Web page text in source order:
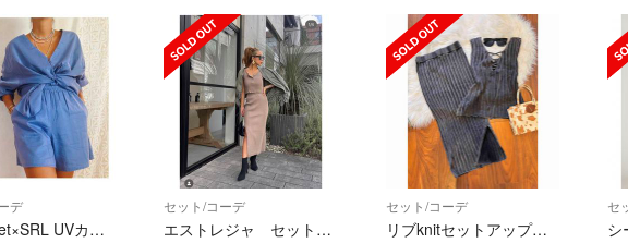
デ
Sandyfeet×SRL UVカットセットアップ
セット/コーデ
エストレジャ セットアップ
セット/コーデ
リブknitセットアップ♡未使用
セ